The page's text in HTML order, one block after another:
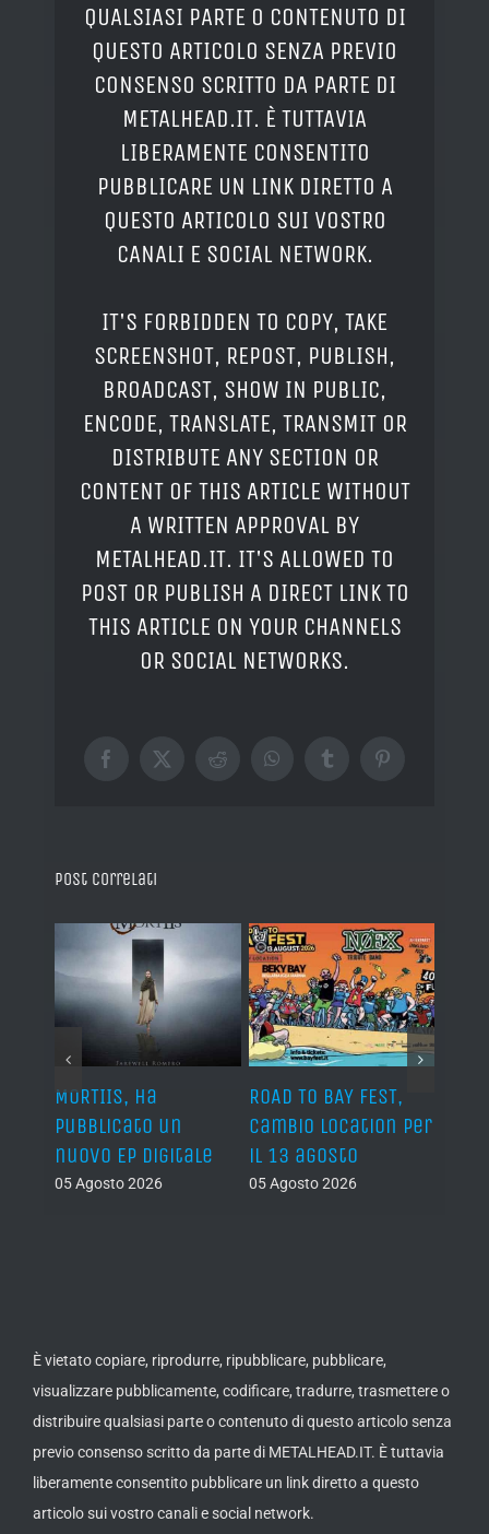
QUALSIASI PARTE O CONTENUTO DI
QUESTO ARTICOLO SENZA PREVIO
CONSENSO SCRITTO DA PARTE DI
METALHEAD.IT. È TUTTAVIA
LIBERAMENTE CONSENTITO
PUBBLICARE UN LINK DIRETTO A
QUESTO ARTICOLO SUI VOSTRO
CANALI E SOCIAL NETWORK.
IT'S FORBIDDEN TO COPY, TAKE
SCREENSHOT, REPOST, PUBLISH,
BROADCAST, SHOW IN PUBLIC,
ENCODE, TRANSLATE, TRANSMIT OR
DISTRIBUTE ANY SECTION OR
CONTENT OF THIS ARTICLE WITHOUT
A WRITTEN APPROVAL BY
METALHEAD.IT. IT'S ALLOWED TO
POST OR PUBLISH A DIRECT LINK TO
THIS ARTICLE ON YOUR CHANNELS
OR SOCIAL NETWORKS.
Facebook
X RedditWhatsAppTumblrPinterest
Post correlati
MORTIIS, ha
pubblicato un
nuovo EP digitale
05 Agosto 2026
ROAD TO BAY FEST,
cambio location per
il 13 agosto
05 Agosto 2026
È vietato copiare, riprodurre, ripubblicare, pubblicare,
visualizzare pubblicamente, codificare, tradurre, trasmettere o
distribuire qualsiasi parte o contenuto di questo articolo senza
previo consenso scritto da parte di METALHEAD.IT. È tuttavia
liberamente consentito pubblicare un link diretto a questo
articolo sui vostro canali e social network.